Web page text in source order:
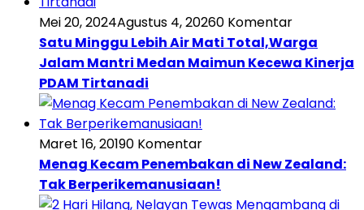
Mei 20, 2024Agustus 4, 20260 Komentar
Satu Minggu Lebih Air Mati Total,Warga
Jalam Mantri Medan Maimun Kecewa Kinerja
PDAM Tirtanadi
Maret 16, 20190 Komentar
Menag Kecam Penembakan di New Zealand:
Tak Berperikemanusiaan!